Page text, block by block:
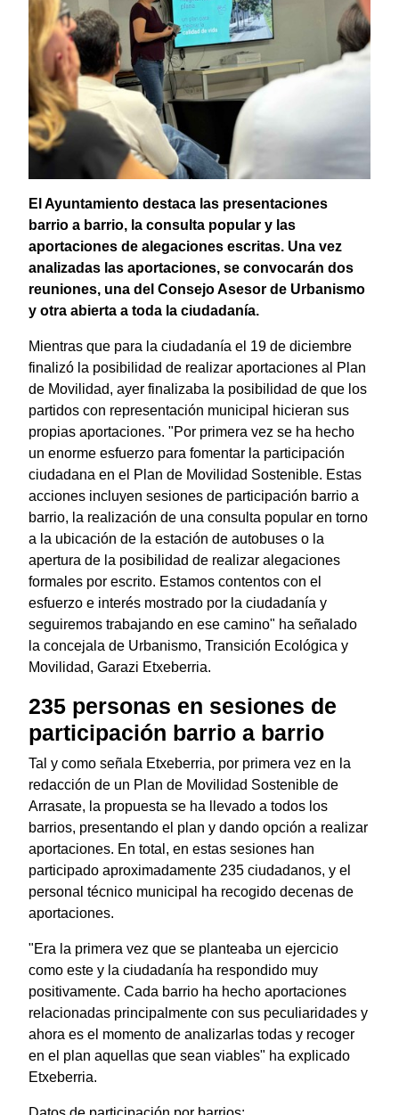
El Ayuntamiento destaca las presentaciones
barrio a barrio, la consulta popular y las
aportaciones de alegaciones escritas. Una vez
analizadas las aportaciones, se convocarán dos
reuniones, una del Consejo Asesor de Urbanismo
y otra abierta a toda la ciudadanía.
Mientras que para la ciudadanía el 19 de diciembre
finalizó la posibilidad de realizar aportaciones al Plan
de Movilidad, ayer finalizaba la posibilidad de que los
partidos con representación municipal hicieran sus
propias aportaciones. "Por primera vez se ha hecho
un enorme esfuerzo para fomentar la participación
ciudadana en el Plan de Movilidad Sostenible. Estas
acciones incluyen sesiones de participación barrio a
barrio, la realización de una consulta popular en torno
a la ubicación de la estación de autobuses o la
apertura de la posibilidad de realizar alegaciones
formales por escrito. Estamos contentos con el
esfuerzo e interés mostrado por la ciudadanía y
seguiremos trabajando en ese camino" ha señalado
la concejala de Urbanismo, Transición Ecológica y
Movilidad, Garazi Etxeberria.
235 personas en sesiones de
participación barrio a barrio
Tal y como señala Etxeberria, por primera vez en la
redacción de un Plan de Movilidad Sostenible de
Arrasate, la propuesta se ha llevado a todos los
barrios, presentando el plan y dando opción a realizar
aportaciones. En total, en estas sesiones han
participado aproximadamente 235 ciudadanos, y el
personal técnico municipal ha recogido decenas de
aportaciones.
"Era la primera vez que se planteaba un ejercicio
como este y la ciudadanía ha respondido muy
positivamente. Cada barrio ha hecho aportaciones
relacionadas principalmente con sus peculiaridades y
ahora es el momento de analizarlas todas y recoger
en el plan aquellas que sean viables" ha explicado
Etxeberria.